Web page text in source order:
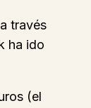
través
ha ido
(el